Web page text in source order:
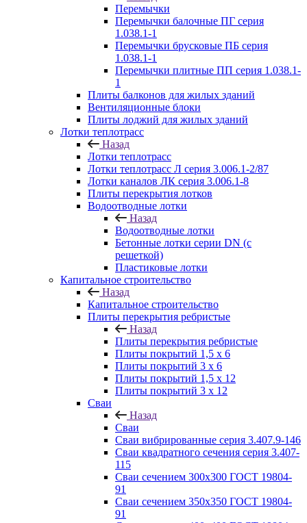
Перемычки
Перемычки балочные ПГ серия
1.038.1-1
Перемычки брусковые ПБ серия
1.038.1-1
Перемычки плитные ПП серия 1.038.1-
1
Плиты балконов для жилых зданий
Вентиляционные блоки
Плиты лоджий для жилых зданий
Лотки теплотрасс
Назад
Лотки теплотрасс
Лотки теплотрасс Л серия 3.006.1-2/87
Лотки каналов ЛК серия 3.006.1-8
Плиты перекрытия лотков
Водоотводные лотки
Назад
Водоотводные лотки
Бетонные лотки серии DN (с
решеткой)
Пластиковые лотки
Капитальное строительство
Назад
Капитальное строительство
Плиты перекрытия ребристые
Назад
Плиты перекрытия ребристые
Плиты покрытий 1,5 x 6
Плиты покрытий 3 x 6
Плиты покрытий 1,5 x 12
Плиты покрытий 3 x 12
Сваи
Назад
Сваи
Сваи вибрированные серия 3.407.9-146
Сваи квадратного сечения серия 3.407-
115
Сваи сечением 300х300 ГОСТ 19804-
91
Сваи сечением 350х350 ГОСТ 19804-
91